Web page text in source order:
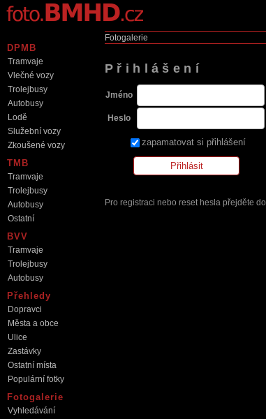
Fotogalerie
Přihlášení
Jméno
Heslo
zapamatovat si přihlášení
Pro registraci nebo reset hesla přejděte do
DPMB
Tramvaje
Vlečné vozy
Trolejbusy
Autobusy
Lodě
Služební vozy
Zkoušené vozy
TMB
Tramvaje
Trolejbusy
Autobusy
Ostatní
BVV
Tramvaje
Trolejbusy
Autobusy
Přehledy
Dopravci
Města a obce
Ulice
Zastávky
Ostatní místa
Populární fotky
Fotogalerie
Vyhledávání